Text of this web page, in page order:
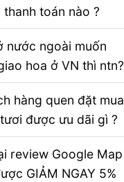
thanh toán nào ?
nước ngoài muốn
hoa ở VN thì ntn?
hàng quen đặt mua
được ưu dãi gì ?
review Google Map
GIẢM NGAY 5%